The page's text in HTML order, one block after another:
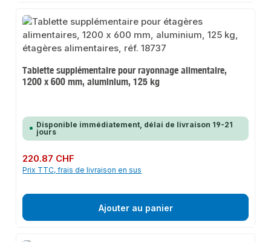
Tablette supplémentaire pour rayonnage alimentaire,
1200 x 600 mm, aluminium, 125 kg
Disponible immédiatement, délai de livraison 19-21
jours
Prix régulier :
220.87 CHF
Prix TTC, frais de livraison en sus
Ajouter au panier